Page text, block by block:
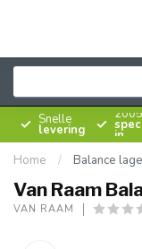
Snelle
levering
2005
in
Home / Balance
Van Raam
VAN RAAM